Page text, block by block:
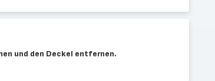
und den Deckel entfernen.